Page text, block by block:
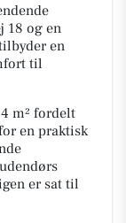
18 og en
en
til
m² fordelt
en praktisk
er sat til